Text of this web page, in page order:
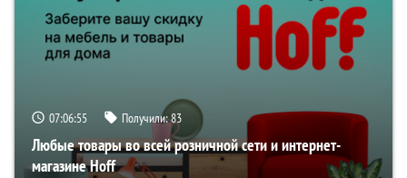
07:06:54 Получили:83
Любые товары во всей розничной сети и интернет-
магазине Hoff